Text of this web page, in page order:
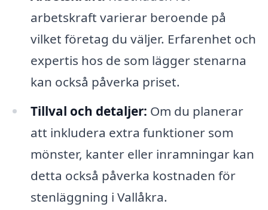
arbetskraft varierar beroende på
vilket företag du väljer. Erfarenhet och
expertis hos de som lägger stenarna
kan också påverka priset.
Tillval och detaljer: Om du planerar
att inkludera extra funktioner som
mönster, kanter eller inramningar kan
detta också påverka kostnaden för
stenläggning i Vallåkra.